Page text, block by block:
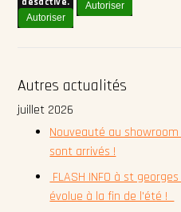
Autoriser
Autoriser
Autres actualités
juillet 2026
Nouveauté au showroom
sont arrivés !
FLASH INFO à st
évolue à la fin de l'été !